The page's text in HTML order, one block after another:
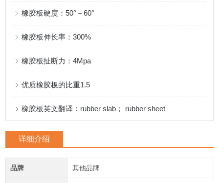
橡胶板硬度：50°－60°
橡胶板伸长率：300%
橡胶板扯断力：4Mpa
优质橡胶板的比重1.5
橡胶板英文翻译：rubber slab； rubber sheet
详细介绍
品牌 其他品牌